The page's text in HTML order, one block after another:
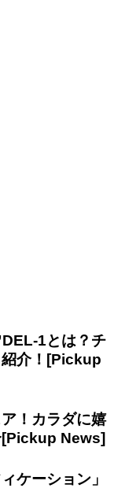
1とは？チ
介！
！カラダに嬉
ケーション」